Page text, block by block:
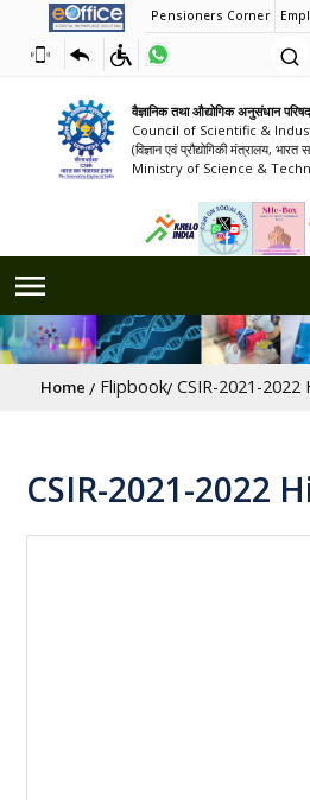
Pensioners Corner
वैज्ञानिक तथा औद्योगिक अनुसंधान परिषद्
Council of Scientific &
(विज्ञान एवं प्रौद्योगिकी मंत्रालय, भारत
Ministry of Science &
Breadcrumb
Home Flipbook CSIR-2021-2022
CSIR-2021-2022